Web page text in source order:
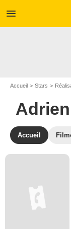
menu
Accueil Stars
Accueil